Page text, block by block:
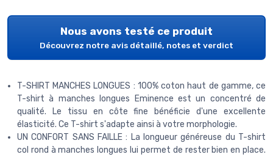
Nous avons testé ce produit
Découvrez notre avis détaillé, notes et verdict
T-SHIRT MANCHES LONGUES : 100% coton haut de gamme, ce
T-shirt à manches longues Eminence est un concentré de
qualité. Le tissu en côte fine bénéficie d'une excellente
élasticité. Ce T-shirt s'adapte ainsi à votre morphologie.
UN CONFORT SANS FAILLE : La longueur généreuse du T-shirt
col rond à manches longues lui permet de rester bien en place.